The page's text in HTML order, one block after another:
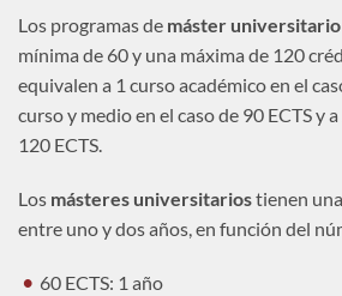
Los programas de máster universitario
mínima de 60 y una máxima de 120
equivalen a 1 curso académico en el
curso y medio en el caso de 90 ECTS y
120 ECTS.
Los másteres universitariostienen
entre uno y dos años, en función del
60 ECTS: 1 año